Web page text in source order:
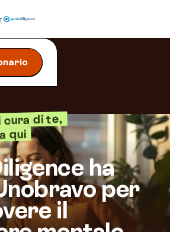
di te,
qui
ha
per
il